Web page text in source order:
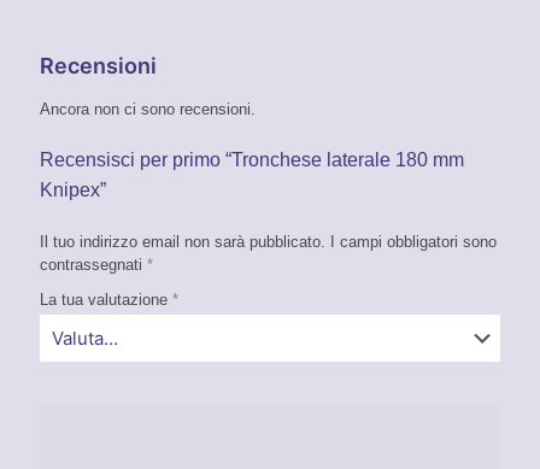
Recensioni
Ancora non ci sono recensioni.
Recensisci per primo “Tronchese laterale 180 mm
Knipex”
Il tuo indirizzo email non sarà pubblicato.
I campi obbligatori sono
contrassegnati *
La tua valutazione *